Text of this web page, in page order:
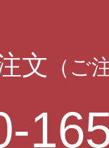
文 （ご